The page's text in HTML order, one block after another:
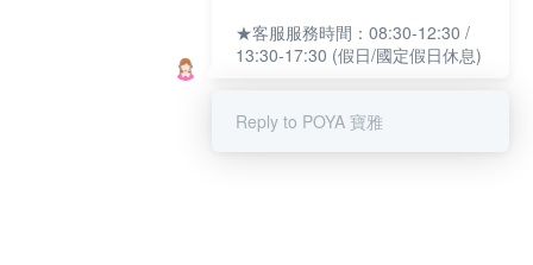
★客服服務時間：08:30-12:30 /
13:30-17:30 (假日/國定假日休息)
Reply to POYA 寶雅